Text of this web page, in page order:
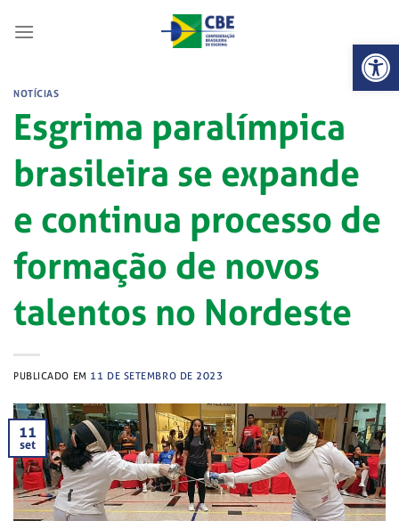
Abrir
NOTÍCIAS
Esgrima paralímpica
brasileira se expande
e continua processo de
formação de novos
talentos no Nordeste
PUBLICADO EM 11 DE SETEMBRO DE 2023
11
set